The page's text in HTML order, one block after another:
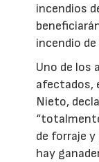
incendios
incendio
Uno de los
afectados,
Nieto,
de forraje y
hay